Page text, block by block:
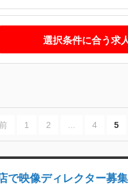
選択条件に合う求
1 2 4 5
で映像ディレクター募集